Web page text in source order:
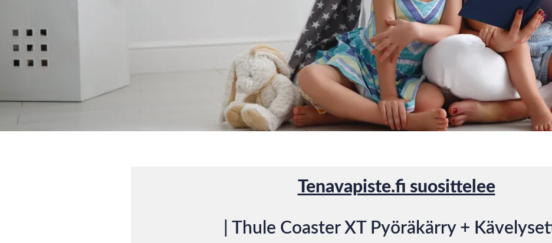
Tenavapiste.fi suosittelee
| Thule Coaster XT Pyöräkärry +